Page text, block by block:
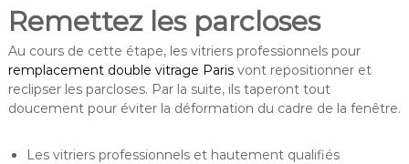
Remettez les parcloses
Au cours de cette étape, les vitriers professionnels pour
remplacement double vitrage Parisvont repositionner et
reclipser les parcloses. Par la suite, ils taperont tout
doucement pour éviter la déformation du cadre de la fenêtre.
Les vitriers professionnels et hautement qualifiés